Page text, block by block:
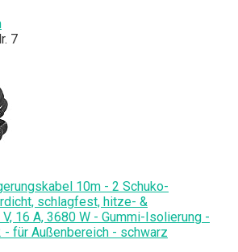
7
10m - 2 Schuko-
schlagfest, hitze- &
16 A, 3680 W - Gummi-Isolierung -
- für Außenbereich - schwarz